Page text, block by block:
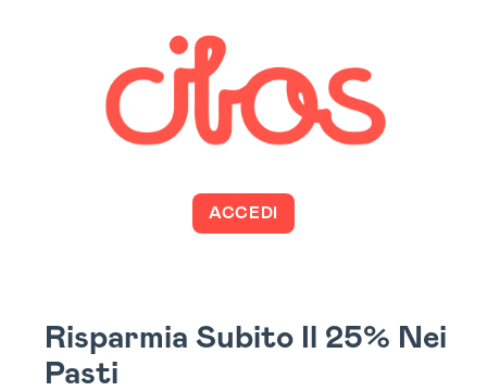
ACCEDI
Risparmia Subito Il 25% Nei
Pasti